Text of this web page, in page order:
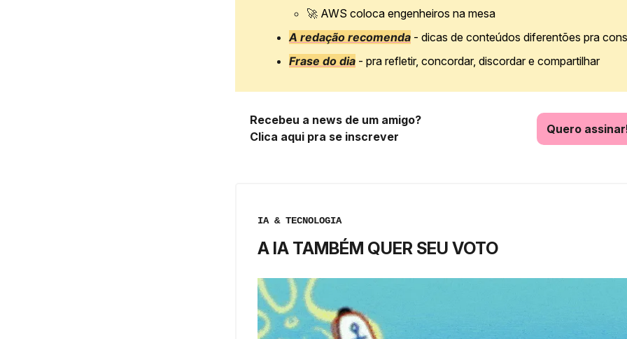
🚀 AWS coloca engenheiros na mesa
A redação recomenda - dicas de conteúdos diferentões pra
Frase do dia - pra refletir, concordar, discordar e compartilhar
Recebeu a news de um amigo?
Clica aqui pra se inscrever
Quero
IA & TECNOLOGIA
A IA TAMBÉM QUER SEU VOTO